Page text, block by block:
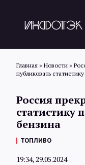
Главная » Новости »
публиковать
Россия
статистику
бензина
ТОПЛИВО
19:34, 29.05.2024